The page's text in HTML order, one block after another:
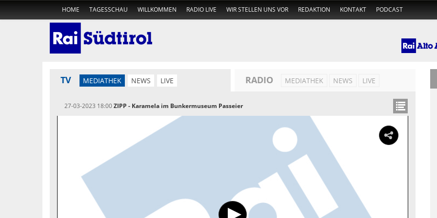
HOME TAGESSCHAU WILLKOMMEN RADIO LIVE WIR STELLEN UNS VOR REDAKTION KONTAKT PODCAST
TV MEDIATHEK NEWS LIVE RADIO MEDIATHEK NEWS LIVE
27-03-2023 18:00ZIPP - Karamela im Bunkermuseum Passeier